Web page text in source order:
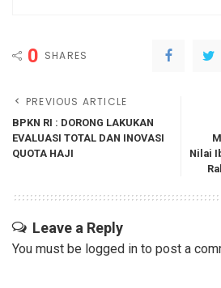
0 SHARES
PREVIOUS ARTICLE
BPKN RI : DORONG LAKUKAN
EVALUASI TOTAL DAN INOVASI
QUOTA HAJI
Nilai
Leave a Reply
You must be logged in to post a